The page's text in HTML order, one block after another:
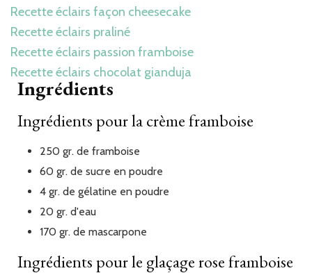
Recette éclairs façon cheesecake
Recette éclairs praliné
Recette éclairs passion framboise
Recette éclairs chocolat gianduja
Ingrédients
Ingrédients pour la crème framboise
250 gr. de framboise
60 gr. de sucre en poudre
4 gr. de gélatine en poudre
20 gr. d'eau
170 gr. de mascarpone
Ingrédients pour le glaçage rose framboise